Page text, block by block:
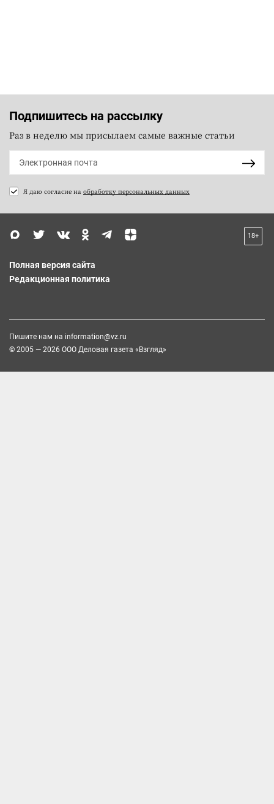
Подпишитесь на рассылку
Раз в неделю мы присылаем самые важные статьи
Я даю согласие на обработку персональных данных
18+
Полная версия сайта
Редакционная политика
Пишите нам на information@vz.ru
© 2005 — 2026 ООО Деловая газета «Взгляд»